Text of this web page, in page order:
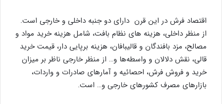
اقتصاد فرش در این قرن دارای دو جنبه داخلی و خارجی است.
از منظر داخلی، هزینه های نظام بافت، شامل هزینه خرید مواد و
مصالح، مزد بافندگان و قالیبافان، هزینه برپایی دار، قیمت خرید
قالی، نقش دلالان و واسطه‌ها و… از منظر خارجی ناظر بر میزان
خرید و فروش فرش، احصائیه و آمارهای صادرات و واردات،
بازارهای مصرف کشورهای خارجی و… است.